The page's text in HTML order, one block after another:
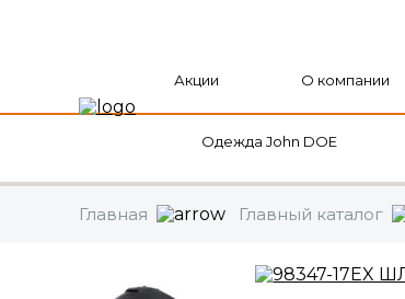
Акции О компании
Одежда John DOE
Главная Главный каталог